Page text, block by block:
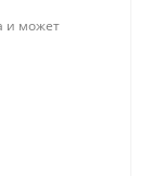
и может